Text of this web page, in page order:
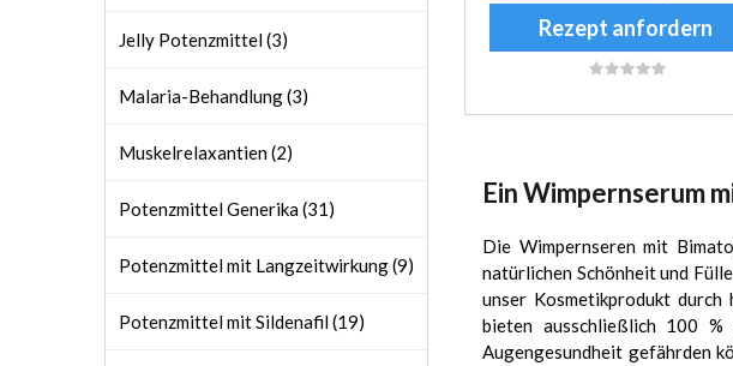
Jelly Potenzmittel (3)
Malaria-Behandlung (3)
Muskelrelaxantien (2)
Potenzmittel Generika (31)
Potenzmittel mit Langzeitwirkung (9)
Potenzmittel mit Sildenafil (19)
Rezept anfordern
Ein Wimpernserum
Die Wimpernseren mit
natürlichen Schönheit und
unser Kosmetikprodukt
bieten ausschließlich 100
Augengesundheit gefährden